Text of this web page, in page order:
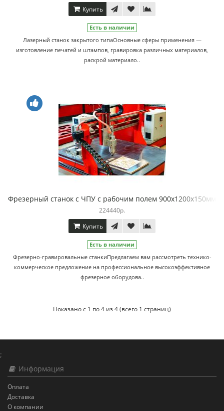
Купить
Есть в наличии
Лазерный станок закрытого типаОсновные сферы применения —
изготовление печатей и штампов, гравировка различных материалов,
раскрой материало..
Фрезерный станок с ЧПУ с рабочим полем 900х1200х150мм
224440р.
Купить
Есть в наличии
Фрезерно-гравировальные станкиПредлагаем вам рассмотреть технико-
коммерческое предложение на профессиональное высокоэффективное
фрезерное оборудова..
Показано с 1 по 4 из 4 (всего 1 страниц)
;
Информация
Оплата
Доставка
О компании